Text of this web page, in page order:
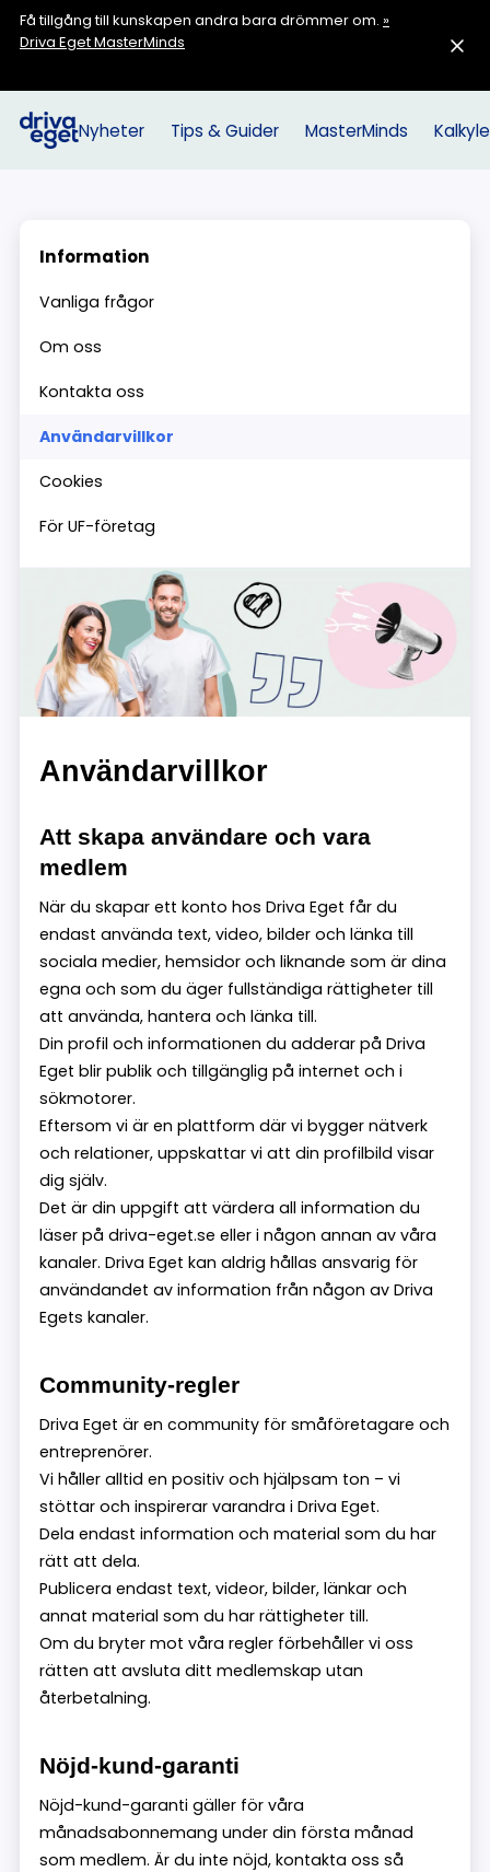
Få tillgång till kunskapen andra bara drömmer om. »
Driva Eget MasterMinds
Nyheter Tips & Guider MasterMinds
Information
Vanliga frågor
Om oss
Kontakta oss
Användarvillkor
Cookies
För UF-företag
Användarvillkor
Att skapa användare och vara
medlem
När du skapar ett konto hos Driva Eget får du
endast använda text, video, bilder och länka till
sociala medier, hemsidor och liknande som är dina
egna och som du äger fullständiga rättigheter till
att använda, hantera och länka till.
Din profil och informationen du adderar på Driva
Eget blir publik och tillgänglig på internet och i
sökmotorer.
Eftersom vi är en plattform där vi bygger nätverk
och relationer, uppskattar vi att din profilbild visar
dig själv.
Det är din uppgift att värdera all information du
läser på driva-eget.se eller i någon annan av våra
kanaler. Driva Eget kan aldrig hållas ansvarig för
användandet av information från någon av Driva
Egets kanaler.
Community-regler
Driva Eget är en community för småföretagare och
entreprenörer.
Vi håller alltid en positiv och hjälpsam ton – vi
stöttar och inspirerar varandra i Driva Eget.
Dela endast information och material som du har
rätt att dela.
Publicera endast text, videor, bilder, länkar och
annat material som du har rättigheter till.
Om du bryter mot våra regler förbehåller vi oss
rätten att avsluta ditt medlemskap utan
återbetalning.
Nöjd-kund-garanti
Nöjd-kund-garanti gäller för våra
månadsabonnemang under din första månad
som medlem. Är du inte nöjd, kontakta oss så